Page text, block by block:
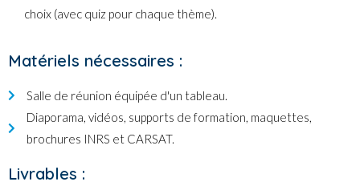
choix (avec quiz pour chaque thème).
Matériels nécessaires :
Salle de réunion équipée d'un tableau.
Diaporama, vidéos, supports de formation, maquettes,
brochures INRS et CARSAT.
Livrables :